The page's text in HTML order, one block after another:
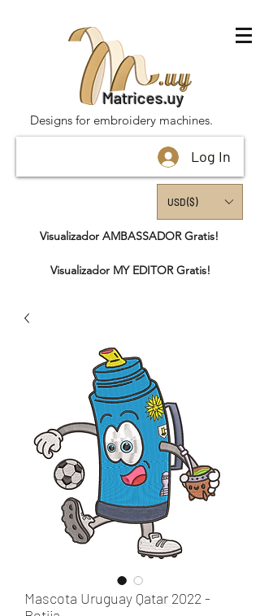
Matrices.uy
Designs for embroidery machines.
Log In
USD ($)
Visualizador AMBASSADOR Gratis!
Visualizador MY EDITOR Gratis!
Mascota Uruguay Qatar 2022 -